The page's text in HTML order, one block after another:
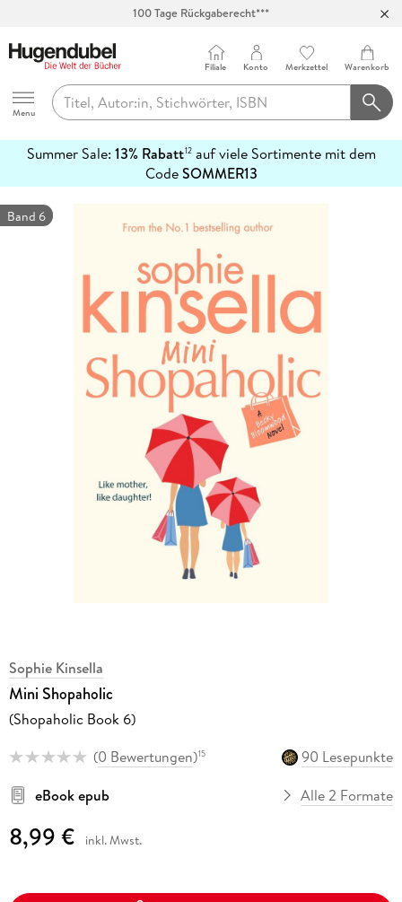
100 Tage Rückgaberecht***
Hugendubel
Menu
Filiale Konto Merkzettel Warenkorb
Summer Sale: 13% Rabatt12auf viele Sortimente mit dem
CodeSOMMER13
erfahren
Band 6
Sophie Kinsella
Mini Shopaholic
(Shopaholic Book 6)
(0 Bewertungen)15
90 Lesepunkte
eBook epub
Alle 2 Formate
8,99 € inkl. Mwst.